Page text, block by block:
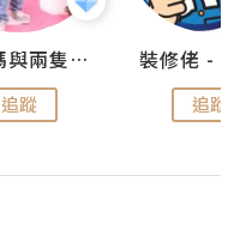
儍媽媽與兩隻小魔怪之家
追蹤 追蹤